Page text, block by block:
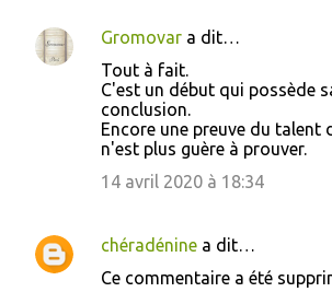
Gromovar a dit…
Tout à fait.
C'est un début qui possède
conclusion.
Encore une preuve du talent
n'est plus guère à prouver.
14 avril 2020 à 18:34
chéradénine a dit…
Ce commentaire a été